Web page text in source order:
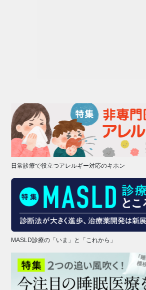
日常診療で役立つアレルギー対応のキホン
MASLD診療の「いま」と「これから」